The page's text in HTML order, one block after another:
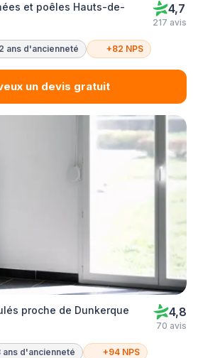
et poêles Hauts-de-
4,7
217 avis
ans d'ancienneté +82 NPS
un devis gratuit
proche de Dunkerque 4,8
70 avis
ans d'ancienneté +94 NPS